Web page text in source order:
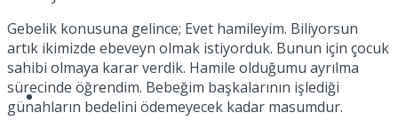
Podcast
Gebelik konusuna gelince; Evet hamileyim. Biliyorsun
artık ikimizde ebeveyn olmak istiyorduk. Bunun için çocuk
sahibi olmaya karar verdik. Hamile olduğumu ayrılma
sürecinde öğrendim. Bebeğim başkalarının işlediği
günahların bedelini ödemeyecek kadar masumdur.